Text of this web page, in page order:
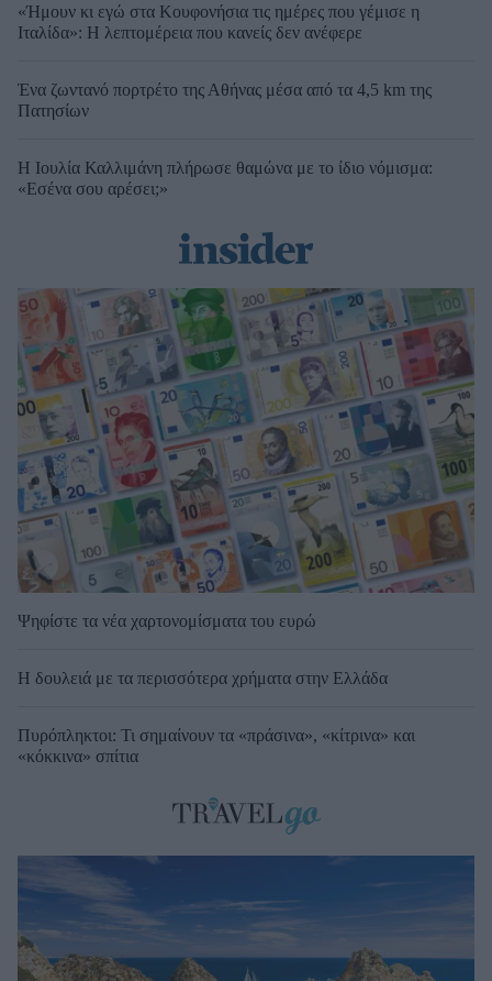
«Ήμουν κι εγώ στα Κουφονήσια τις ημέρες που γέμισε η
Ιταλίδα»: Η λεπτομέρεια που κανείς δεν ανέφερε
Ένα ζωντανό πορτρέτο της Αθήνας μέσα από τα 4,5 km της
Πατησίων
Η Ιουλία Καλλιμάνη πλήρωσε θαμώνα με το ίδιο νόμισμα:
«Εσένα σου αρέσει;»
Ψηφίστε τα νέα χαρτονομίσματα του ευρώ
Η δουλειά με τα περισσότερα χρήματα στην Ελλάδα
Πυρόπληκτοι: Τι σημαίνουν τα «πράσινα», «κίτρινα» και
«κόκκινα» σπίτια